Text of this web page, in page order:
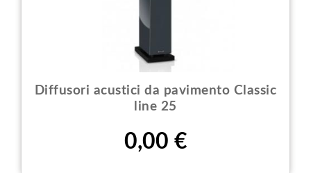
Diffusori acustici da pavimento Classic
line 25
Prezzo
0,00 €